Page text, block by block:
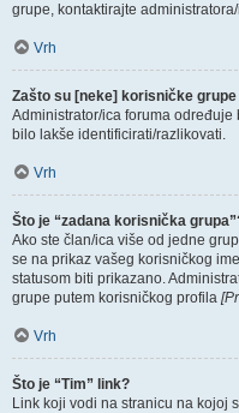
grupe, kontaktirajte
Vrh
Zašto su [neke] korisničke
Administrator/ica foruma
bilo lakše identificirati/razlikovati.
Vrh
Što je “zadana korisnička
Ako ste član/ica više od jedne
se na prikaz vašeg korisničkog
statusom biti prikazano.
grupe putem korisničkog profila
Vrh
Što je “Tim” link?
Link koji vodi na stranicu na kojoj